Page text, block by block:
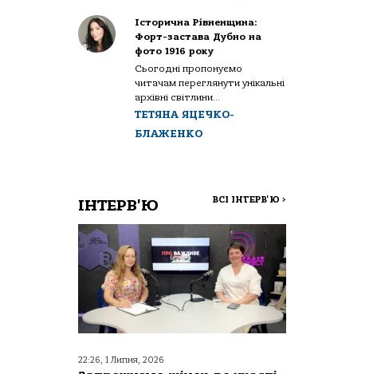
Історична Рівненщина:
Форт-застава Дубно на
фото 1916 року
Сьогодні пропонуємо
читачам переглянути унікальні
архівні світлини...
ТЕТЯНА ЯЦЕЧКО-
БЛАЖЕНКО
ІНТЕРВ'Ю ВСІ ІНТЕРВ'Ю >
22:26, 1 Липня, 2026